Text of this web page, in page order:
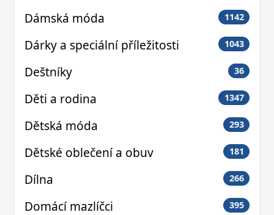
Dámská móda 1142
Dárky a speciální příležitosti 1043
Deštníky 36
Děti a rodina 1347
Dětská móda 293
Dětské oblečení a obuv 181
Dílna 266
Domácí mazlíčci 395